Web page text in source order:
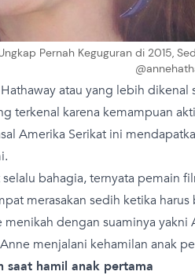
Pernah Keguguran di 2015,
atau yang lebih dikenal
terkenal karena kemampuan
Amerika Serikat ini
bahagia, ternyata pemain
merasakan sedih ketika harus
dengan suaminya yakni
menjalani kehamilan anak
saat hamil anak pertama